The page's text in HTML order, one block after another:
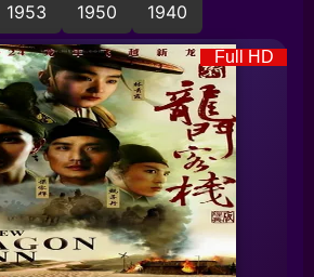
1953 1950 1940
Full HD